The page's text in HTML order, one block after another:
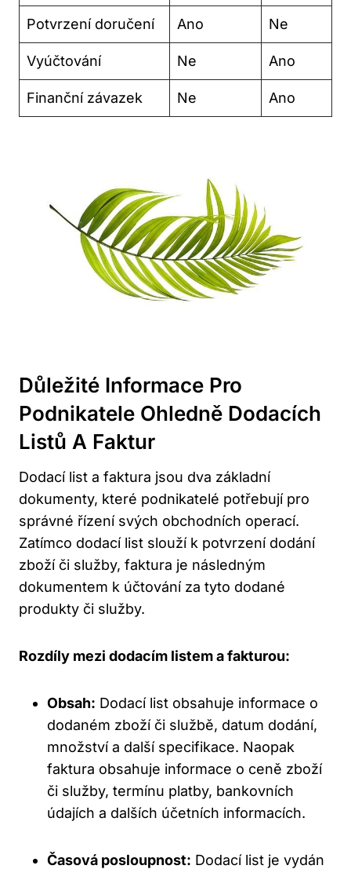
Potvrzení doručení Ano Ne
Vyúčtování Ne Ano
Finanční závazek Ne Ano
Důležité Informace Pro
Podnikatele Ohledně Dodacích
Listů A Faktur
Dodací list a faktura jsou dva základní
dokumenty, které podnikatelé potřebují pro
správné řízení svých obchodních operací.
Zatímco dodací list slouží k potvrzení dodání
zboží či služby, faktura je následným
dokumentem k účtování za tyto dodané
produkty či služby.
Rozdíly mezi dodacím listem a fakturou:
Obsah: Dodací list obsahuje informace o
dodaném zboží či službě, datum dodání,
množství a další specifikace. Naopak
faktura obsahuje informace o ceně zboží
či služby, termínu platby, bankovních
údajích a dalších účetních informacích.
Časová posloupnost: Dodací list je vydán